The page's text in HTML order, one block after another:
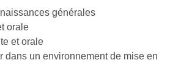
générales
orale
et orale
dans un environnement de mise en